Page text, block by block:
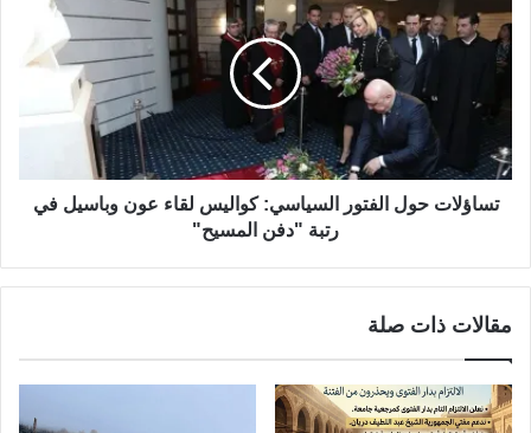
تساؤلات حول الفتور السياسي: كواليس لقاء عون وباسيل في
رتبة "دفن المسيح"
مقالات ذات صلة